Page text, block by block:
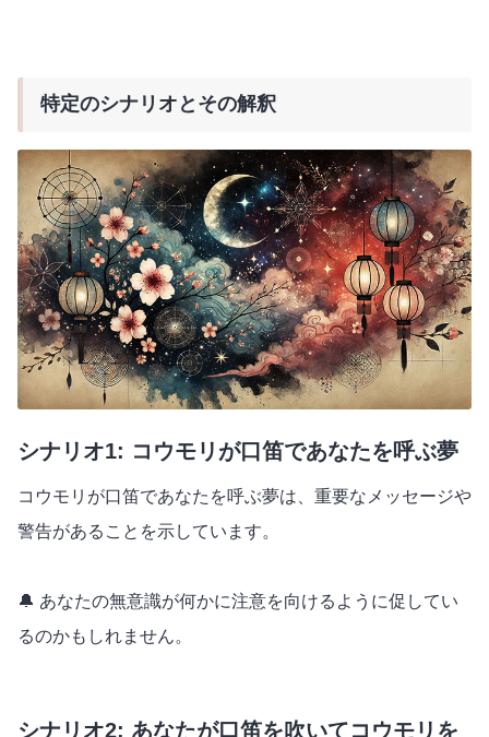
特定のシナリオとその解釈
シナリオ1: コウモリが口笛であなたを呼ぶ夢
コウモリが口笛であなたを呼ぶ夢は、重要なメッセージや
警告があることを示しています。
🔔 あなたの無意識が何かに注意を向けるように促してい
るのかもしれません。
シナリオ2: あなたが口笛を吹いてコウモリを